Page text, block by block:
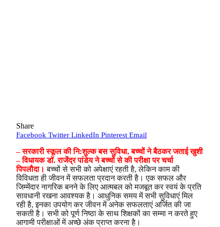
Share
Facebook Twitter LinkedIn Pinterest Email
– सरकारी स्कूल की नि:शुल्क बस सुविधा, बच्चों ने बैठकर जताई खुशी
– विधायक डॉ. राजेंद्र पांडेय ने बच्चों से की परीक्षा पर चर्चा
पिपलौदा। बच्चों से सभी को अपेक्षाएं रहती है, लेकिन काम की
विविधता ही जीवन में सफलता प्रदान करती है। एक सफल और
जिम्मेंदार नागरिक बनने के लिए आत्मबल को मजबूत कर स्वयं के प्रति
सावधानी रखना आवश्यक है। आधुनिक समय में सभी सुविधाएं मिल
रही है, इनका उपयोग कर जीवन में अनेक सफलताएं अर्जित की जा
सकती है। सभी को पूर्ण निष्ठा के साथ शिक्षकों का सम्मा न करते हुए
आगामी परीक्षाओं में अच्छे अंक प्राप्त करना है।